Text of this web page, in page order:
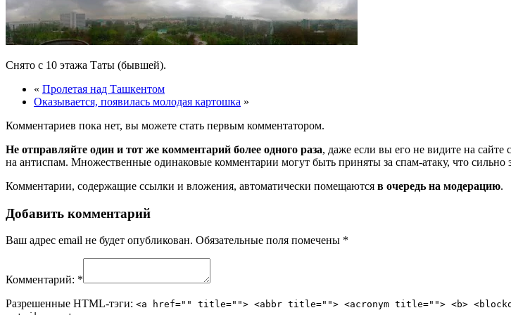
Снято с 10 этажа Таты (бывшей).
« Пролетая над Ташкентом
Оказывается, появилась молодая картошка »
Комментариев пока нет, вы можете стать первым комментатором.
Не отправляйте один и тот же комментарий более одного раза, даже если вы его не видите на
на антиспам. Множественные одинаковые комментарии могут быть приняты за спам-атаку, что сильно
Комментарии, содержащие ссылки и вложения, автоматически помещаются в очередь на модерацию.
Добавить комментарий
Ваш адрес email не будет опубликован. Обязательные поля помечены *
Комментарий: *
Разрешенные HTML-тэги: <a href="" title=""> <abbr title=""> <acronym title=""> <b>